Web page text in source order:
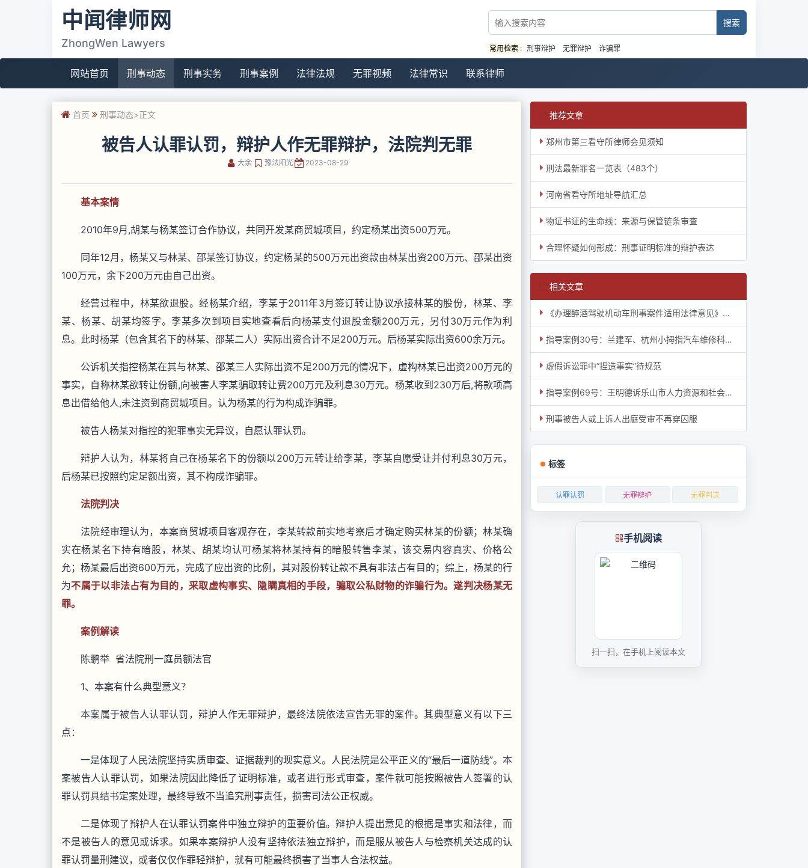
中闻律师网
ZhongWen Lawyers 常用检索 : 刑事辩护 无罪辩护 诈骗罪
网站首页 刑事动态 刑事实务 刑事案例 法律法规 无罪视频 法律常识 联系律师
首页 刑事动态>正文
被告人认罪认罚，辩护人作无罪辩护，法院判无罪
大余 豫法阳光 2023-08-29
基本案情
2010年9月,胡某与杨某签订合作协议，共同开发某商贸城项目，约定杨某出资500万元。
同年12月，杨某又与林某、邵某签订协议，约定杨某的500万元出资款由林某出资200万元、邵某出资
100万元，余下200万元由自己出资。
经营过程中，林某欲退股。经杨某介绍，李某于2011年3月签订转让协议承接林某的股份，林某、李
某、杨某、胡某均签字。李某多次到项目实地查看后向杨某支付退股金额200万元，另付30万元作为利
息。此时杨某（包含其名下的林某、邵某二人）实际出资合计不足200万元。后杨某实际出资600余万元。
公诉机关指控杨某在其与林某、邵某三人实际出资不足200万元的情况下，虚构林某已出资200万元的
事实，自称林某欲转让份额,向被害人李某骗取转让费200万元及利息30万元。杨某收到230万后,将款项高
息出借给他人,未注资到商贸城项目。认为杨某的行为构成诈骗罪。
被告人杨某对指控的犯罪事实无异议，自愿认罪认罚。
辩护人认为，林某将自己在杨某名下的份额以200万元转让给李某，李某自愿受让并付利息30万元，
后杨某已按照约定足额出资，其不构成诈骗罪。
法院判决
法院经审理认为，本案商贸城项目客观存在，李某转款前实地考察后才确定购买林某的份额；林某确
实在杨某名下持有暗股，林某、胡某均认可杨某将林某持有的暗股转售李某，该交易内容真实、价格公
允；杨某最后出资600万元，完成了应出资的比例，其对股份转让款不具有非法占有目的；综上，杨某的行
为不属于以非法占有为目的，采取虚构事实、隐瞒真相的手段，骗取公私财物的诈骗行为。遂判决杨某无
罪。
案例解读
陈鹏举 省法院刑一庭员额法官
1、本案有什么典型意义？
本案属于被告人认罪认罚，辩护人作无罪辩护，最终法院依法宣告无罪的案件。其典型意义有以下三
点：
一是体现了人民法院坚持实质审查、证据裁判的现实意义。人民法院是公平正义的“最后一道防线”。本
案被告人认罪认罚，如果法院因此降低了证明标准，或者进行形式审查，案件就可能按照被告人签署的认
罪认罚具结书定案处理，最终导致不当追究刑事责任，损害司法公正权威。
二是体现了辩护人在认罪认罚案件中独立辩护的重要价值。辩护人提出意见的根据是事实和法律，而
不是被告人的意见或诉求。如果本案辩护人没有坚持依法独立辩护，而是服从被告人与检察机关达成的认
罪认罚量刑建议，或者仅仅作罪轻辩护，就有可能最终损害了当事人合法权益。
推荐文章
郑州市第三看守所律师会见须知
刑法最新罪名一览表（483个）
河南省看守所地址导航汇总
物证书证的生命线：来源与保管链条审查
合理怀疑如何形成：刑事证明标准的辩护表达
相关文章
《办理醉酒驾驶机动车刑事案件适用法律意见》的理解与适用
指导案例30号：兰建军、杭州小拇指汽车维修科技股份有限公司诉天津市小拇指汽车维修服务有
虚假诉讼罪中“捏造事实”待规范
指导案例69号：王明德诉乐山市人力资源和社会保障局工伤认定案
刑事被告人或上诉人出庭受审不再穿囚服
标签
认罪认罚 无罪辩护 无罪判决
手机阅读
扫一扫，在手机上阅读本文